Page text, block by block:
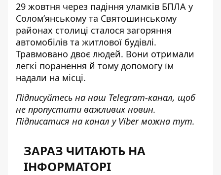
29 жовтня через падіння уламків БПЛА у
Солом’янському та Святошинському
районах столиці сталося загоряння
автомобілів та житлової будівлі.
Травмовано двоє людей. Вони отримали
легкі поранення й тому допомогу їм
надали на місці.
Підписуйтесь на наш Telegram-канал, щоб
не пропустити важливих новин.
Підписатися на канал у Viber можна тут.
ЗАРАЗ ЧИТАЮТЬ НА
ІНФОРМАТОРІ